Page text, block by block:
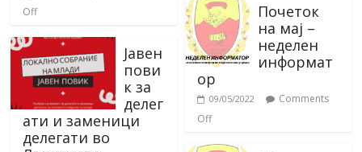
Off
Јавен
пови
к за
делег
ати и заменици
делегати во
Почеток
на мај –
неделен
информат
ор
09/05/2022
Comments
Off